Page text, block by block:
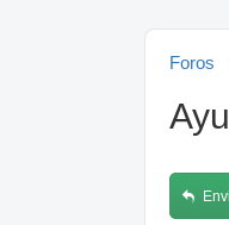
Foros